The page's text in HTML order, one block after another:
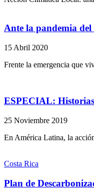
Ante la pandemia
15 Abril 2020
Frente la emergencia que
ESPECIAL:
25 Noviembre 2019
En América Latina, la
Costa Rica
Plan de